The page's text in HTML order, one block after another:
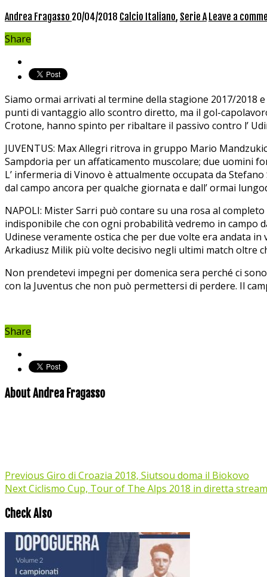
Andrea Fragasso 20/04/2018 Calcio Italiano, Serie A Leave a
Share
Siamo ormai arrivati al termine della stagione 2017/2018
punti di vantaggio allo scontro diretto, ma il gol-
Crotone, hanno spinto per ribaltare il passivo contro l’
JUVENTUS: Max Allegri ritrova in gruppo Mario
Sampdoria per un affaticamento muscolare; due uomini
L’ infermeria di Vinovo è attualmente occupata da
dal campo ancora per qualche giornata e dall’ ormai
NAPOLI: Mister Sarri può contare su una rosa al
indisponibile che con ogni probabilità vedremo in campo
Udinese veramente ostica che per due volte era andata
Arkadiusz Milik più volte decisivo negli ultimi match oltre
Non prendetevi impegni per domenica sera perché ci
con la Juventus che non può permettersi di perdere. Il
Share
About Andrea Fragasso
Previous Giro di Croazia 2018, Siutsou doma il Biokovo
NextCiclismo Cup, Tour of The Alps 2018 in diretta
Check Also